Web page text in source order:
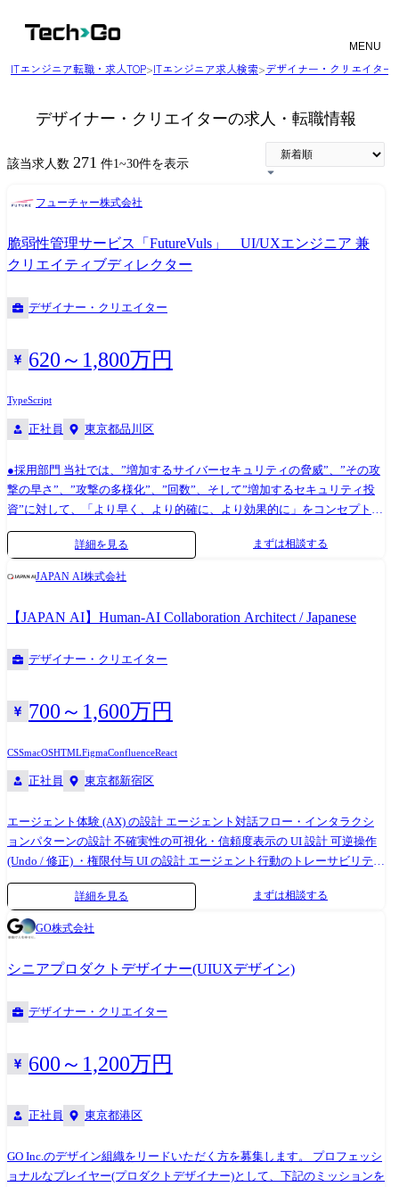
MENU
ITエンジニア転職・求人TOP>ITエンジニア求人検索>デザイナー・クリエイター
デザイナー・クリエイターの求人・転職情報
該当求人数 271 件1~30件を表示
フューチャー株式会社
脆弱性管理サービス「FutureVuls」 UI/UXエンジニア 兼
クリエイティブディレクター
デザイナー・クリエイター
620～1,800万円
TypeScript
正社員 東京都品川区
●採用部門 当社では、”増加するサイバーセキュリティの脅威”、”その攻
撃の早さ”、”攻撃の多様化”、”回数”、そして”増加するセキュリティ投
資”に対して、「より早く、より的確に、より効果的に」をコンセプト
に、サイバーセキュリティを事業とし、「Cyber Security Innovation
Group」を2018年に設立しています。 同Groupの事業の柱の一つとして、
客様向けに統合的なセキュリティサービスを提供していきます。
FutureVuls・・・Vuls(VULnerability Scanner)をベースに提供している脆弱
性管理のクラウドサービス。 Vulsは脆弱性情報の全自動スキャンツール
の名称。 2016年4月1日にオープンソースとして世界に無償公開。 半年
グ1位を獲得するなど、世界中のシステム管理者から多くの注目を集めて
いる。 ●ミッション 日々発生するサイバーセキュリティの脅威や脆弱性
を確立すること。 ●職務内容 セキュリティ・リサーチャーやバックエン
ィ・ツールのUIデザイン・プロトタイピング ・「FutureVuls」(独自開発
しているセキュリティWebアプリケーション)の操作画面設計、フロント
エンド実装、ベンダー管理 ・複雑なデータをユーザーが直感的に理解で
きるデータビジュアライゼーションの構築。 ・スパイクアクセスにも耐
えうる、高速で軽量なページ描画(パフォーマンス最適化)の実現。 2.テク
ニカル・マーケティング・コンテンツの制作 ・技術ブログ(FutureVuls
Blog)や特設サイトのUI/UX改善とフロントエンド実装。 ※コンテンツ例
FutureVulsプロダクトページ(https://www.vuls.biz/blog) FutureVuls
Blog(https://www.vuls.biz/blog) 3.ブランド・アイデンティティの高度化
・技術発信におけるビジュアルガイドラインの策定。 ・カンファレンス
登壇資料やホワイトペーパーのクリエイティブ・ディレクション。 ●組
名) ●業務内容の変更の範囲について 当社業務全般に従事いただく可能性
がございます。
詳細を見る まずは相談する
JAPAN AI株式会社
【JAPAN AI】Human-AI Collaboration Architect / Japanese
デザイナー・クリエイター
700～1,600万円
CSSmacOSHTMLFigmaConfluenceReact
正社員 東京都新宿区
エージェント体験 (AX) の設計 エージェント対話フロー・インタラクシ
ョンパターンの設計 不確実性の可視化・信頼度表示の UI 設計 可逆操作
(Undo / 修正) ・権限付与 UI の設計 エージェント行動のトレーサビリティ
表示設計 Human-in-the-Loop 評価 UI・フィードバックループの設計 エー
ジェントのパーソナ (性格・振る舞い・トーン) の設計 ユーザーリサーチ
ユーザーインタビュー、ユーザビリティテスト、A/B テストの設計・実
施 定性・定量データに基づくデザイン判断 ペルソナ・ジャーニーマップ
の作成・更新 AI エージェントに対するユーザーの信頼度・満足度の測定
デザインシステム・プロトタイピング AI プロダクト向けデザインシステ
ムの構築・運用 高速プロトタイピング (Figma、コードプロトタイプ等)
情報アーキテクチャ (IA) 設計 デザインパターンのドキュメント化・チー
シナリオ 1 : 稟議承認 AI の信頼度表示 UI 設計 JAPAN AI STUDIO の稟議
承認ワークフローで、AI エージェントが「この稟議を承認すべき」と判
判断できる UI を設計。 信頼度スコア、参照した過去の承認パターン、
「AI が参照したデータソース (楽々精算の金額データ + SmartHR の部門
予算データ)」を可視化することで、エージェント信頼度スコアが 20%
詳細を見る まずは相談する
GO株式会社
シニアプロダクトデザイナー(UIUXデザイン)
デザイナー・クリエイター
600～1,200万円
正社員 東京都港区
GO Inc.のデザイン組織をリードいただく方を募集します。 プロフェッシ
ョナルなプレイヤー(プロダクトデザイナー)として、下記のミッションを